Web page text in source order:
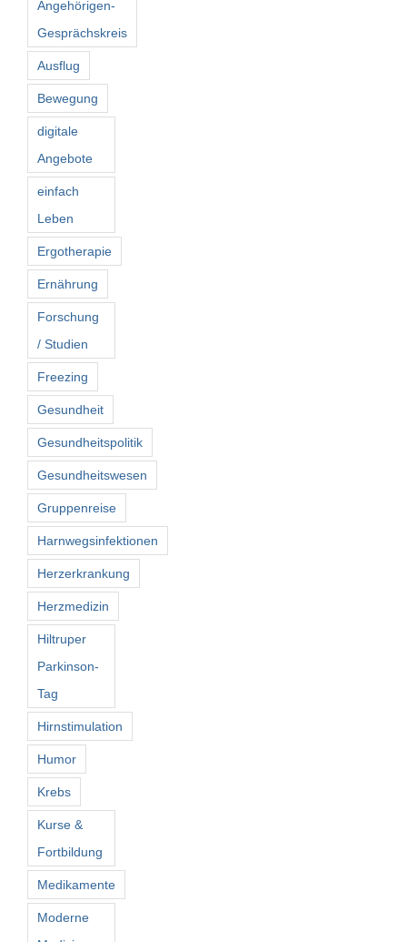
Angehörigen-
Gesprächskreis
Ausflug
Bewegung
digitale
Angebote
einfach
Leben
Ergotherapie
Ernährung
Forschung
/ Studien
Freezing
Gesundheit
Gesundheitspolitik
Gesundheitswesen
Gruppenreise
Harnwegsinfektionen
Herzerkrankung
Herzmedizin
Hiltruper
Parkinson-
Tag
Hirnstimulation
Humor
Krebs
Kurse &
Fortbildung
Medikamente
Moderne